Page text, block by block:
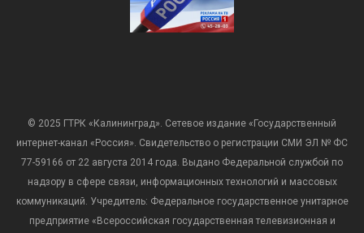
© 2025 ГТРК «Калининград». Сетевое издание «Государственный
интернет-канал «Россия». Свидетельство о регистрации СМИ ЭЛ № ФС
77-59166 от 22 августа 2014 года. Выдано Федеральной службой по
надзору в сфере связи, информационных технологий и массовых
коммуникаций. Учредитель: Федеральное государственное унитарное
предприятие «Всероссийская государственная телевизионная и